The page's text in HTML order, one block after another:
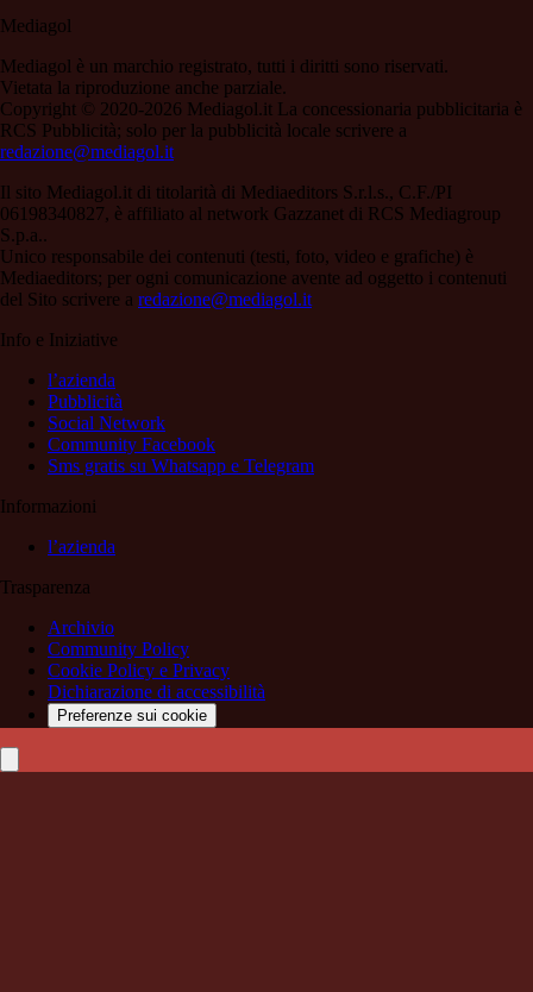
Mediagol
Mediagol è un marchio registrato, tutti i diritti sono riservati.
Vietata la riproduzione anche parziale.
Copyright © 2020-2026 Mediagol.it La concessionaria pubblicitaria è
RCS Pubblicità; solo per la pubblicità locale scrivere a
redazione@mediagol.it
Il sito Mediagol.it di titolarità di Mediaeditors S.r.l.s., C.F./PI
06198340827, è affiliato al network Gazzanet di RCS Mediagroup
S.p.a..
Unico responsabile dei contenuti (testi, foto, video e grafiche) è
Mediaeditors; per ogni comunicazione avente ad oggetto i contenuti
del Sito scrivere a redazione@mediagol.it
Info e Iniziative
l’azienda
Pubblicità
Social Network
Community Facebook
Sms gratis su Whatsapp e Telegram
Informazioni
l’azienda
Trasparenza
Archivio
Community Policy
Cookie Policy e Privacy
Dichiarazione di accessibilità
Preferenze sui cookie